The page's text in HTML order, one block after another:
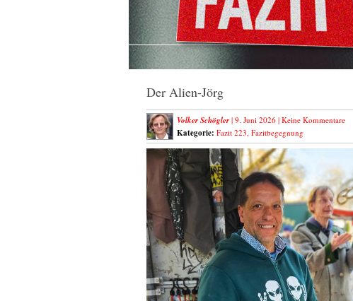
Der Alien-Jörg
Volker Schögler| 9. Juni 2026 | Keine Kommentare
Kategorie: Fazit 223, Fazitbegegnung